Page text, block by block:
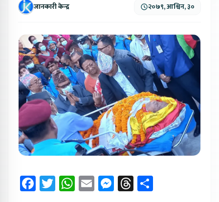
जानकारी केन्द्र २०७९, आश्विन, ३०
Facebook
Twitter
WhatsApp
EmailMessenger
Threads